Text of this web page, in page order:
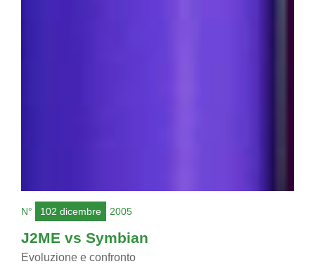
N° 102 dicembre 2005
J2ME vs Symbian
Evoluzione e confronto